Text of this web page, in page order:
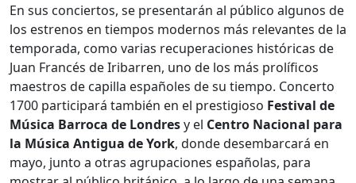
En sus conciertos, se presentarán al público algunos de
los estrenos en tiempos modernos más relevantes de la
temporada, como varias recuperaciones históricas de
Juan Francés de Iribarren, uno de los más prolíficos
maestros de capilla españoles de su tiempo. Concerto
1700 participará también en el prestigioso Festival de
Música Barroca de Londresy el Centro Nacional para
la Música Antigua de York, donde desembarcará en
mayo, junto a otras agrupaciones españolas, para